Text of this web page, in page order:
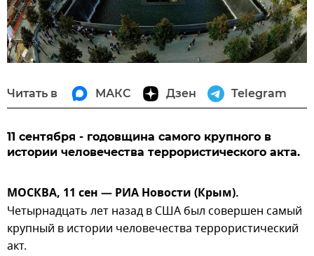
Читать в МАКС Дзен Telegram
11 сентября - годовщина самого крупного в
истории человечества террористического акта.
МОСКВА, 11 сен — РИА Новости (Крым).
Четырнадцать лет назад в США был совершен самый
крупный в истории человечества террористический
акт.